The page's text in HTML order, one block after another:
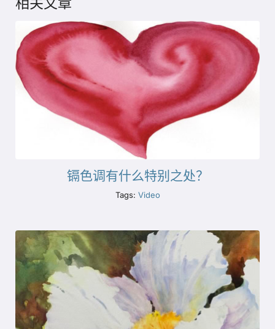
相关文章
镉色调有什么特别之处？
Tags: Video